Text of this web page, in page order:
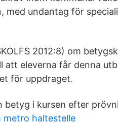
med undantag för
2012:8) om
att eleverna får denna
för uppdraget.
betyg i kursen efter
haltestelle